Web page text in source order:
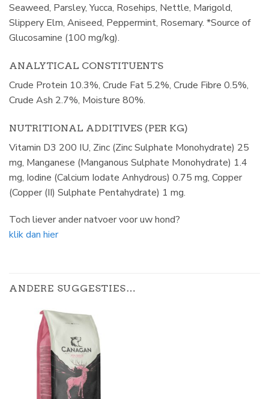
Seaweed, Parsley, Yucca, Rosehips, Nettle, Marigold,
Slippery Elm, Aniseed, Peppermint, Rosemary. *Source of
Glucosamine (100 mg/kg).
ANALYTICAL CONSTITUENTS
Crude Protein 10.3%, Crude Fat 5.2%, Crude Fibre 0.5%,
Crude Ash 2.7%, Moisture 80%.
NUTRITIONAL ADDITIVES (PER KG)
Vitamin D3 200 IU, Zinc (Zinc Sulphate Monohydrate) 25
mg, Manganese (Manganous Sulphate Monohydrate) 1.4
mg, Iodine (Calcium Iodate Anhydrous) 0.75 mg, Copper
(Copper (II) Sulphate Pentahydrate) 1 mg.
Toch liever ander natvoer voor uw hond?
klik dan hier
ANDERE SUGGESTIES…